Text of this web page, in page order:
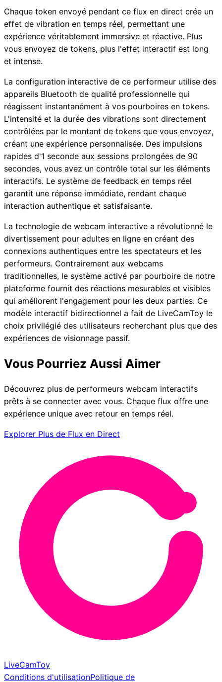
Chaque token envoyé pendant ce flux en direct crée un
effet de vibration en temps réel, permettant une
expérience véritablement immersive et réactive. Plus
vous envoyez de tokens, plus l'effet interactif est long
et intense.
La configuration interactive de ce performeur utilise des
appareils Bluetooth de qualité professionnelle qui
réagissent instantanément à vos pourboires en tokens.
L'intensité et la durée des vibrations sont directement
contrôlées par le montant de tokens que vous envoyez,
créant une expérience personnalisée. Des impulsions
rapides d'1 seconde aux sessions prolongées de 90
secondes, vous avez un contrôle total sur les éléments
interactifs. Le système de feedback en temps réel
garantit une réponse immédiate, rendant chaque
interaction authentique et satisfaisante.
La technologie de webcam interactive a révolutionné le
divertissement pour adultes en ligne en créant des
connexions authentiques entre les spectateurs et les
performeurs. Contrairement aux webcams
traditionnelles, le système activé par pourboire de notre
plateforme fournit des réactions mesurables et visibles
qui améliorent l'engagement pour les deux parties. Ce
modèle interactif bidirectionnel a fait de LiveCamToy le
choix privilégié des utilisateurs recherchant plus que des
expériences de visionnage passif.
Vous Pourriez Aussi Aimer
Découvrez plus de performeurs webcam interactifs
prêts à se connecter avec vous. Chaque flux offre une
expérience unique avec retour en temps réel.
Explorer Plus de Flux en Direct
LiveCamToy
Conditions d'utilisationPolitique de